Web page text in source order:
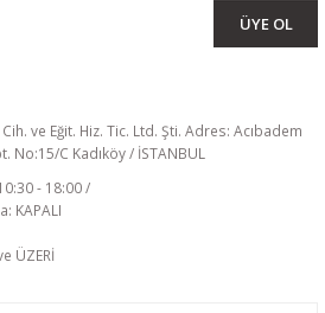
ÜYE OL
ve Eğit. Hiz. Tic. Ltd. Şti. Adres: Acıbadem
No:15/C Kadıköy / İSTANBUL
- 18:00 /
KAPALI
ÜZERİ